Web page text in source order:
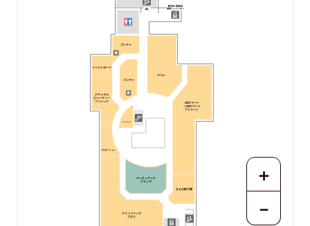
ゴンチャ
イーストボーイ
スリーコインズ
プラス
きもの鈴乃屋
ABCマート
／ABCマート
アスリート
ゴンチャ
ラコレ
ナチュラル
ビューティー
ベーシック
プロポーション
チュチュアンナ
グランデ
ピーク＆パイン
＋
－